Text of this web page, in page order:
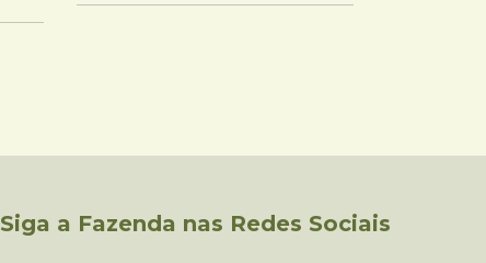
Siga a Fazenda nas Redes Sociais